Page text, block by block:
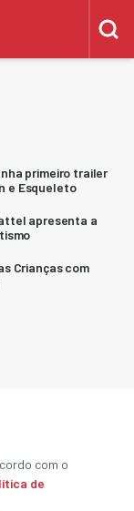
primeiro trailer
e Esqueleto
apresenta a
Crianças com
com o
de